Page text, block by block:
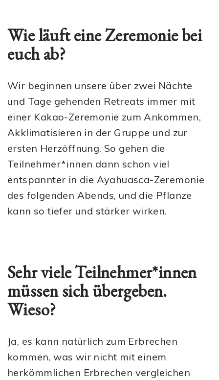
Wie läuft eine Zeremonie bei
euch ab?
Wir beginnen unsere über zwei Nächte
und Tage gehenden Retreats immer mit
einer Kakao-Zeremonie zum Ankommen,
Akklimatisieren in der Gruppe und zur
ersten Herzöffnung. So gehen die
Teilnehmer*innen dann schon viel
entspannter in die Ayahuasca-Zeremonie
des folgenden Abends, und die Pflanze
kann so tiefer und stärker wirken.
Sehr viele Teilnehmer*innen
müssen sich übergeben.
Wieso?
Ja, es kann natürlich zum Erbrechen
kommen, was wir nicht mit einem
herkömmlichen Erbrechen vergleichen